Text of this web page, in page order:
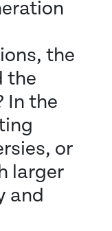
the
the
In the
or
larger
and